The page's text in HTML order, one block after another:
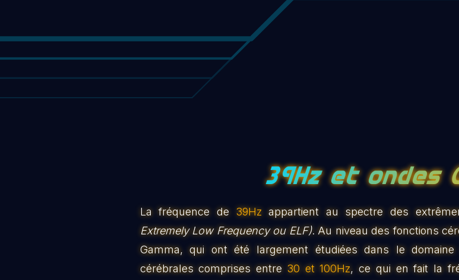
39Hz et ondes
La fréquence de 39Hz appartient au spectre des
Extremely Low Frequency ou ELF). Au niveau des fonctions
Gamma, qui ont été largement étudiées dans le
cérébrales comprises entre 30 et 100Hz, ce qui en fait la